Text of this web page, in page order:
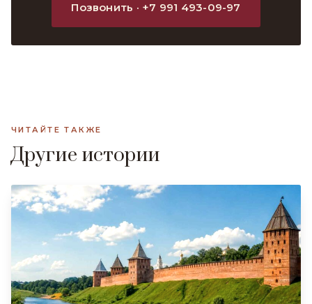
Позвонить · +7 991 493-09-97
ЧИТАЙТЕ ТАКЖЕ
Другие истории